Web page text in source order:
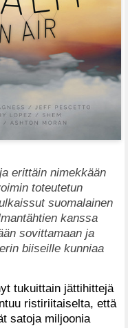
erittäin nimekkään
toteutetun
suomalainen
kanssa
sovittamaan ja
biiseille kunniaa
tukuittain jättihittejä
ristiriitaiselta, että
satoja miljoonia